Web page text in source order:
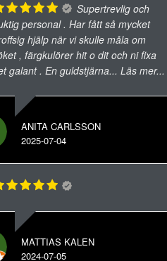
Supertrevlig och
personal . Har fått så mycket
hjälp när vi skulle måla om
, färgkulörer hit o dit och ni fixa
galant . En guldstjärna... Läs mer...
ANITA CARLSSON
2025-07-04
MATTIAS KALEN
2024-07-05